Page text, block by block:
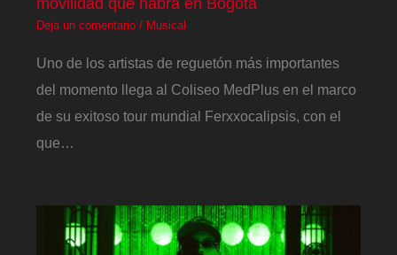
Deja un comentario / Musical
Uno de los artistas de reguetón más importantes
del momento llega al Coliseo MedPlus en el marco
de su exitoso tour mundial Ferxxocalipsis, con el
que…